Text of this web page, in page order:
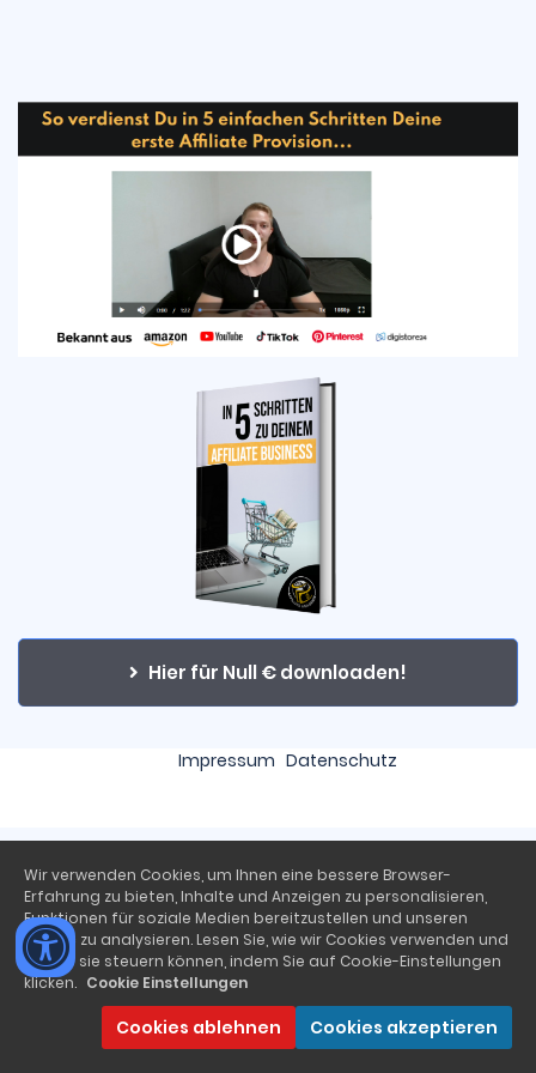
Hier für Null € downloaden!
Impressum Datenschutz
Wir verwenden Cookies, um Ihnen eine bessere Browser-
Erfahrung zu bieten, Inhalte und Anzeigen zu personalisieren,
Funktionen für soziale Medien bereitzustellen und unseren
Traffic zu analysieren. Lesen Sie, wie wir Cookies verwenden und
wie Sie sie steuern können, indem Sie auf Cookie-Einstellungen
klicken. Cookie Einstellungen
Cookies ablehnen Cookies akzeptieren